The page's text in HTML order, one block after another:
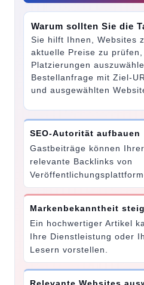
Warum sollten Sie die
Sie hilft Ihnen, Websites
aktuelle Preise zu
Platzierungen
Bestellanfrage mit Ziel-
und ausgewählten
SEO-Autorität aufbauen
Gastbeiträge können
relevante Backlinks von
Markenbekanntheit
Ein hochwertiger Artikel
Ihre Dienstleistung oder
Lesern vorstellen.